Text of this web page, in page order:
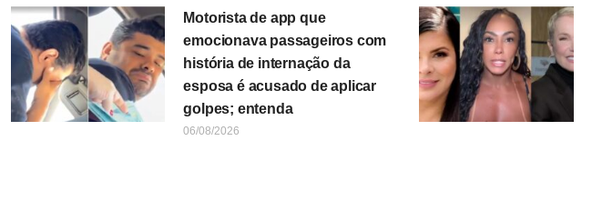
Motorista de app que
emocionava passageiros com
história de internação da
esposa é acusado de aplicar
golpes; entenda
06/08/2026